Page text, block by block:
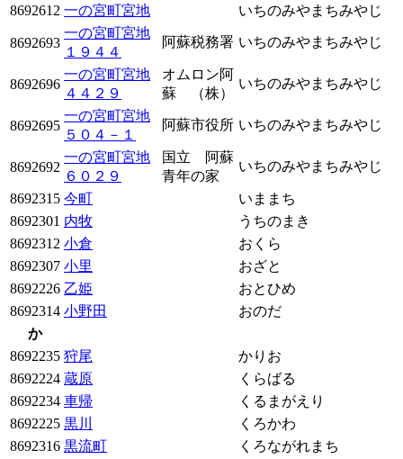
8692612 一の宮町宮地 いちのみやまちみやじ
8692693
一の宮町宮地
１９４４
阿蘇税務署 いちのみやまちみやじ
8692696
一の宮町宮地
４４２９
オムロン阿
蘇 （株）
いちのみやまちみやじ
8692695
一の宮町宮地
５０４－１
阿蘇市役所 いちのみやまちみやじ
8692692
一の宮町宮地
６０２９
国立 阿蘇
青年の家
いちのみやまちみやじ
8692315 今町
いままち
8692301 内牧
うちのまき
8692312 小倉
おくら
8692307 小里
おざと
8692226 乙姫
おとひめ
8692314 小野田
おのだ
か
8692235 狩尾
かりお
8692224 蔵原
くらばる
8692234 車帰
くるまがえり
8692225 黒川
くろかわ
8692316 黒流町
くろながれまち